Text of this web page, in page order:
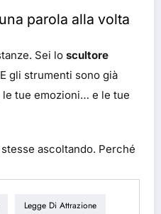
parola alla volta
Sei lo scultore
gli strumenti sono già
tue emozioni… e le tue
ascoltando. Perché
Legge Di Attrazione